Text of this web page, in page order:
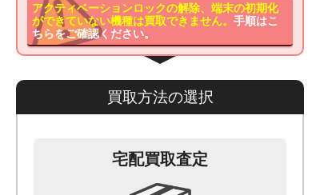
アクティベーションロックの解除、端末の初期化
ができていない機種は買取できません。手順はこ
ちらをご確認ください。
買取方法の選択
宅配買取査定